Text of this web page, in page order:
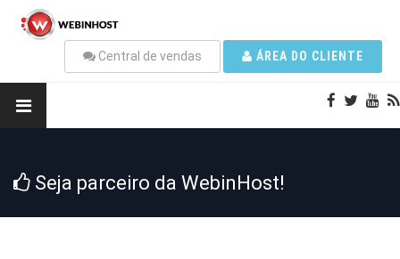
Central de vendas ÁREA DO CLIENTE
Seja parceiro da WebinHost!